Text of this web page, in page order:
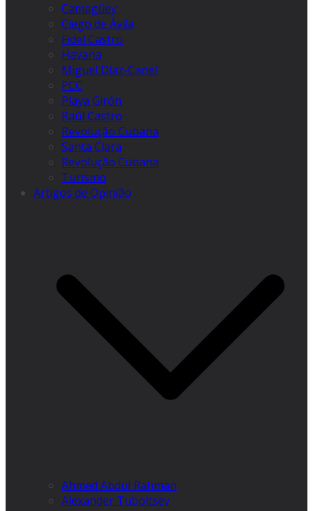
Camagüey
Ciego de Ávila
Fidel Castro
Havana
Miguel Díaz-Canel
PCC
Playa Girón
Raúl Castro
Revolução Cubana
Santa Clara
Revolução Cubana
Turismo
Artigos de Opinião
Ahmed Abdul Rahman
Alexander Tuboltsev